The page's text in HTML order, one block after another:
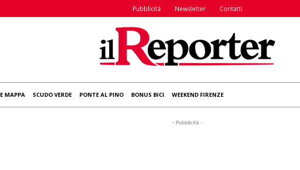
Pubblicità Newsletter Contatti
MAPPA SCUDO VERDE PONTE AL PINO BONUS BICI WEEKEND FIRENZE
- Pubblicità -